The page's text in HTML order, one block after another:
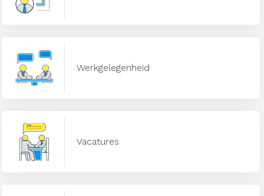
Werkgelegenheid
Vacatures